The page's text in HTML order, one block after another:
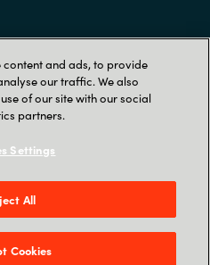
Solna & Skeppsgatan
content and ads, to provide
our traffic. We also
of our site with our social
partners.
Settings
All
Cookies